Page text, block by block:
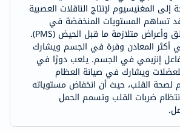
المغنيسيوم لإنتاج الناقلات العصبية
تساهم المستويات المنخفضة في
اضطراب النوم والقلق وأعراض متلازمة ما قبل الحيض (PMS).
أكثر المعادن وفرة في الجسم ويشارك
أكثر من 300 تفاعل إنزيمي في الجسم. يلعب دورًا في
ويشارك في صيانة العظام
القلب، حيث أن انخفاض مستوياته
ضربات القلب وتسمم الحمل